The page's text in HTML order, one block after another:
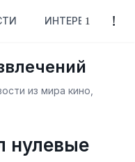
ИНТЕРЕСНОЕ
из мира кино,
нулевые